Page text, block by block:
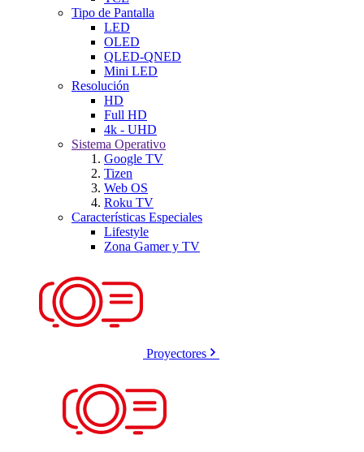
Tipo de Pantalla
LED
OLED
QLED-QNED
Mini LED
Resolución
HD
Full HD
4k - UHD
Sistema Operativo
Google TV
Tizen
Web OS
Roku TV
Características Especiales
Lifestyle
Zona Gamer y TV
Proyectores